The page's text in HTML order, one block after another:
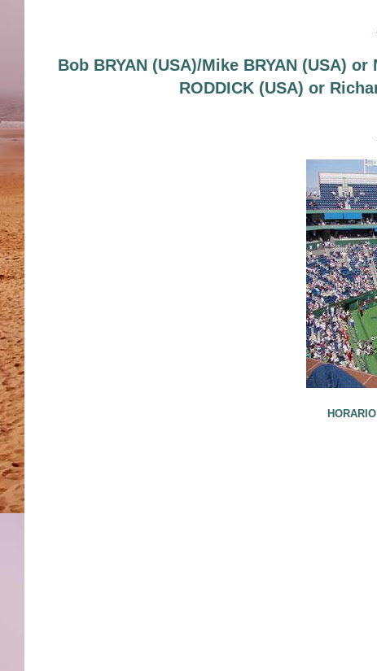
Bob BRYAN (USA)/Mike BRYAN (USA)
RODDICK (USA) or